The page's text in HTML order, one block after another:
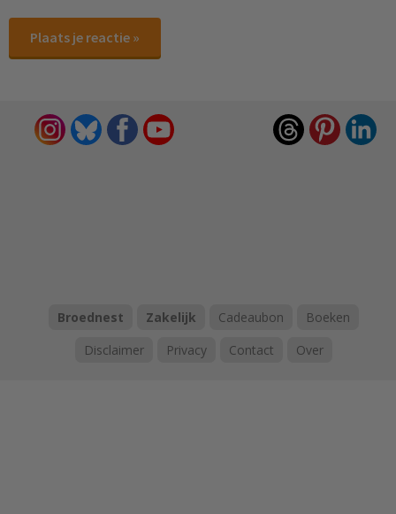
Plaats je reactie »
Broednest Zakelijk Cadeaubon
Boeken
Disclaimer
Privacy Contact Over